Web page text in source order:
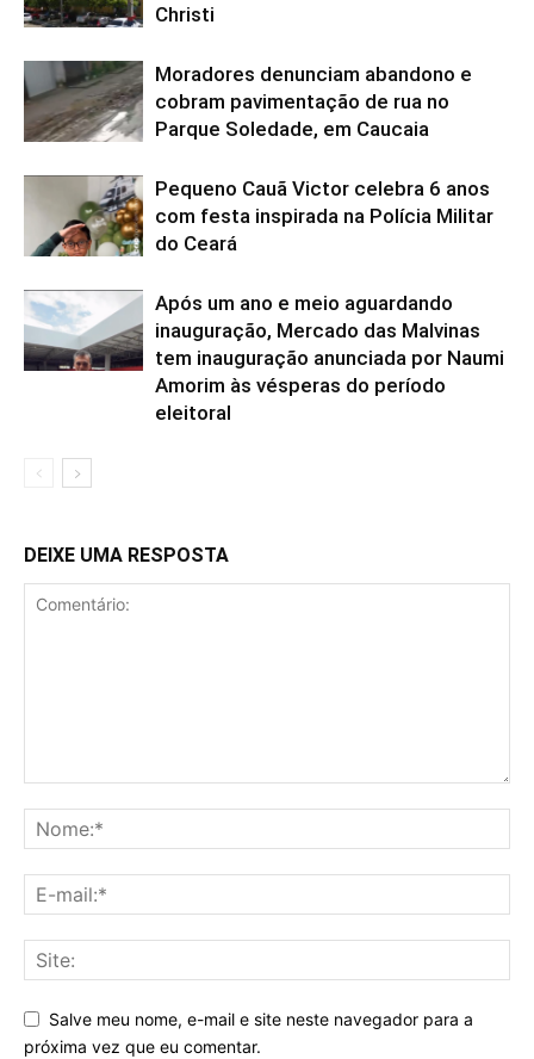
Christi
Moradores denunciam abandono e
cobram pavimentação de rua no
Parque Soledade, em Caucaia
Pequeno Cauã Victor celebra 6 anos
com festa inspirada na Polícia Militar
do Ceará
Após um ano e meio aguardando
inauguração, Mercado das Malvinas
tem inauguração anunciada por Naumi
Amorim às vésperas do período
eleitoral
DEIXE UMA RESPOSTA
Salve meu nome, e-mail e site neste navegador para a
próxima vez que eu comentar.